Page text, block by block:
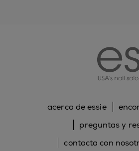
acerca de essie
preguntas y
contacta con